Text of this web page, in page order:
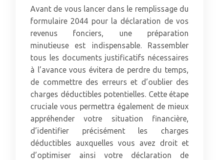
Avant de vous lancer dans le remplissage du
formulaire 2044 pour la déclaration de vos
revenus fonciers, une préparation
minutieuse est indispensable. Rassembler
tous les documents justificatifs nécessaires
à l’avance vous évitera de perdre du temps,
de commettre des erreurs et d’oublier des
charges déductibles potentielles. Cette étape
cruciale vous permettra également de mieux
appréhender votre situation financière,
d’identifier précisément les charges
déductibles auxquelles vous avez droit et
d’optimiser ainsi votre déclaration de